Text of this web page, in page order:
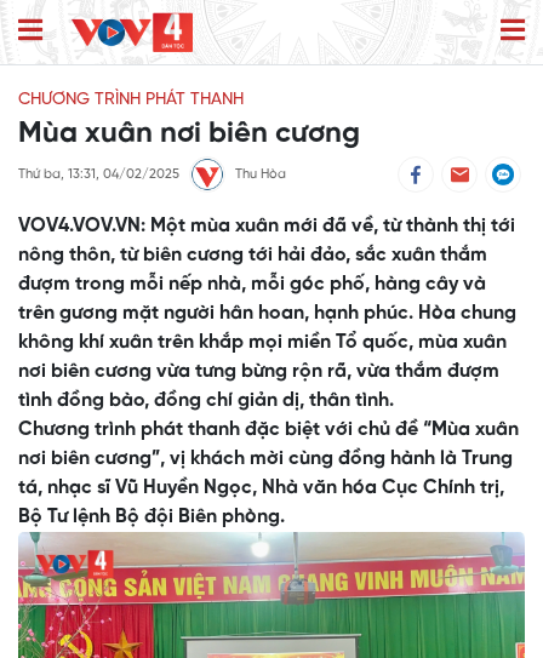
CHƯƠNG TRÌNH PHÁT THANH
Mùa xuân nơi biên cương
Thứ ba, 13:31, 04/02/2025 Thu Hòa
VOV4.VOV.VN: Một mùa xuân mới đã về, từ thành thị tới
nông thôn, từ biên cương tới hải đảo, sắc xuân thắm
đượm trong mỗi nếp nhà, mỗi góc phố, hàng cây và
trên gương mặt người hân hoan, hạnh phúc. Hòa chung
không khí xuân trên khắp mọi miền Tổ quốc, mùa xuân
nơi biên cương vừa tưng bừng rộn rã, vừa thắm đượm
tình đồng bào, đồng chí giản dị, thân tình.
Chương trình phát thanh đặc biệt với chủ đề “Mùa xuân
nơi biên cương”, vị khách mời cùng đồng hành là Trung
tá, nhạc sĩ Vũ Huyền Ngọc, Nhà văn hóa Cục Chính trị,
Bộ Tư lệnh Bộ đội Biên phòng.